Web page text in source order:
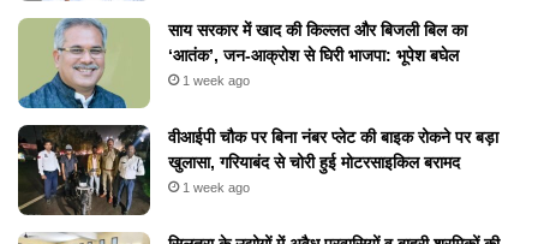
​साय सरकार में खाद की किल्लत और बिजली बिल का
‘आतंक’, जन-आक्रोश से घिरी भाजपा: भूपेश बघेल
1 week ago
वीआईपी चौक पर बिना नंबर प्लेट की बाइक रोकने पर बड़ा
खुलासा, गरियाबंद से चोरी हुई मोटरसाइकिल बरामद
1 week ago